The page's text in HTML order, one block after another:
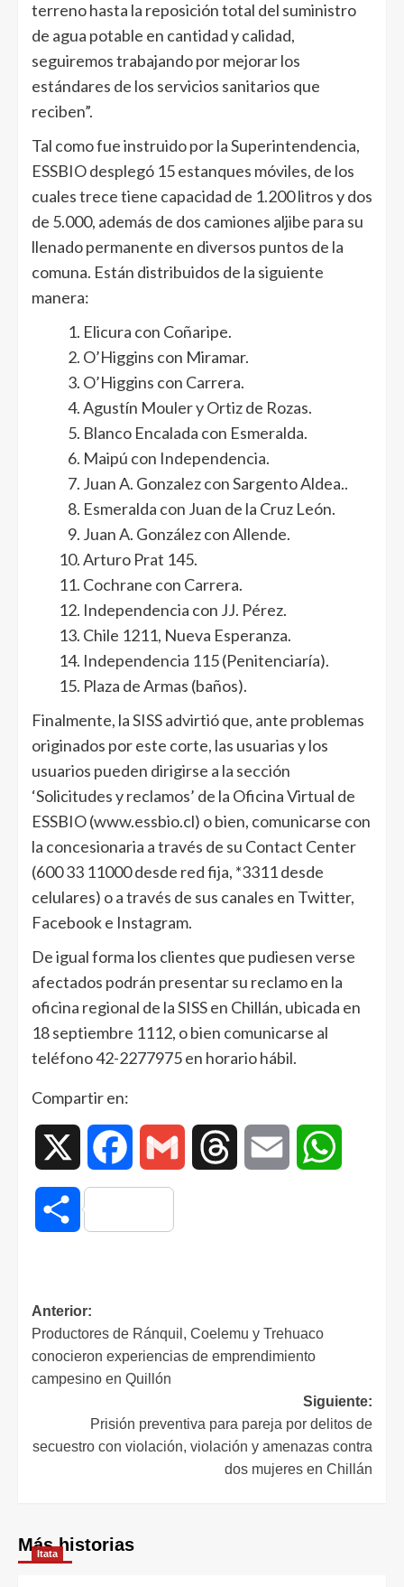
terreno hasta la reposición total del suministro
de agua potable en cantidad y calidad,
seguiremos trabajando por mejorar los
estándares de los servicios sanitarios que
reciben”.
Tal como fue instruido por la Superintendencia,
ESSBIO desplegó 15 estanques móviles, de los
cuales trece tiene capacidad de 1.200 litros y dos
de 5.000, además de dos camiones aljibe para su
llenado permanente en diversos puntos de la
comuna. Están distribuidos de la siguiente
manera:
Elicura con Coñaripe.
O’Higgins con Miramar.
O’Higgins con Carrera.
Agustín Mouler y Ortiz de Rozas.
Blanco Encalada con Esmeralda.
Maipú con Independencia.
Juan A. Gonzalez con Sargento Aldea..
Esmeralda con Juan de la Cruz León.
Juan A. González con Allende.
Arturo Prat 145.
Cochrane con Carrera.
Independencia con JJ. Pérez.
Chile 1211, Nueva Esperanza.
Independencia 115 (Penitenciaría).
Plaza de Armas (baños).
Finalmente, la SISS advirtió que, ante problemas
originados por este corte, las usuarias y los
usuarios pueden dirigirse a la sección
‘Solicitudes y reclamos’ de la Oficina Virtual de
ESSBIO (www.essbio.cl) o bien, comunicarse con
la concesionaria a través de su Contact Center
(600 33 11000 desde red fija, *3311 desde
celulares) o a través de sus canales en Twitter,
Facebook e Instagram.
De igual forma los clientes que pudiesen verse
afectados podrán presentar su reclamo en la
oficina regional de la SISS en Chillán, ubicada en
18 septiembre 1112, o bien comunicarse al
teléfono 42-2277975 en horario hábil.
Compartir en:
Facebook Gmail Threads Email
Compartir
Anterior:
Productores de Ránquil, Coelemu y Trehuaco
conocieron experiencias de emprendimiento
campesino en Quillón
Siguiente:
Prisión preventiva para pareja por delitos de
secuestro con violación, violación y amenazas contra
dos mujeres en Chillán
Más historias
Itata